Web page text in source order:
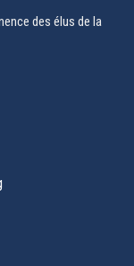
des élus de la